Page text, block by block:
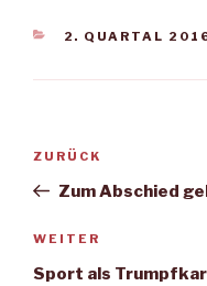
KATEGORIEN
2. QUARTAL
Vorheriger
Beitrag
ZURÜCK
Zum Abschied
Nächster
Beitrag
WEITER
Sport als